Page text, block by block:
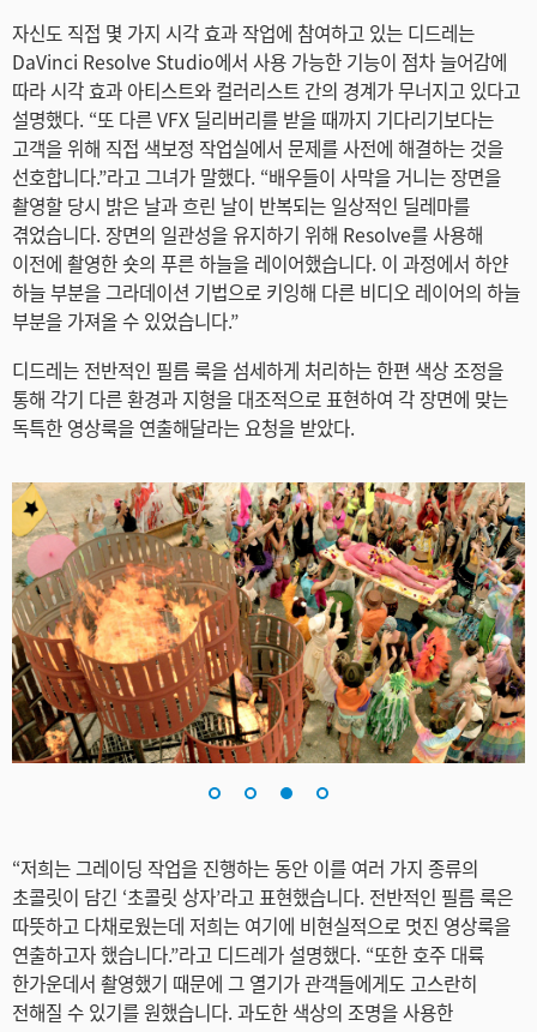
자신도 직접 몇 가지 시각 효과 작업에 참여하고 있는 디드레는
DaVinci Resolve Studio에서 사용 가능한 기능이 점차 늘어감에
따라 시각 효과 아티스트와 컬러리스트 간의 경계가 무너지고 있다고
설명했다. “또 다른 VFX 딜리버리를 받을 때까지 기다리기보다는
고객을 위해 직접 색보정 작업실에서 문제를 사전에 해결하는 것을
선호합니다.”라고 그녀가 말했다. “배우들이 사막을 거니는 장면을
촬영할 당시 밝은 날과 흐린 날이 반복되는 일상적인 딜레마를
겪었습니다. 장면의 일관성을 유지하기 위해 Resolve를 사용해
이전에 촬영한 숏의 푸른 하늘을 레이어했습니다. 이 과정에서 하얀
하늘 부분을 그라데이션 기법으로 키잉해 다른 비디오 레이어의 하늘
부분을 가져올 수 있었습니다.”
디드레는 전반적인 필름 룩을 섬세하게 처리하는 한편 색상 조정을
통해 각기 다른 환경과 지형을 대조적으로 표현하여 각 장면에 맞는
독특한 영상룩을 연출해달라는 요청을 받았다.
“저희는 그레이딩 작업을 진행하는 동안 이를 여러 가지 종류의
초콜릿이 담긴 ‘초콜릿 상자’라고 표현했습니다. 전반적인 필름 룩은
따뜻하고 다채로웠는데 저희는 여기에 비현실적으로 멋진 영상룩을
연출하고자 했습니다.”라고 디드레가 설명했다. “또한 호주 대륙
한가운데서 촬영했기 때문에 그 열기가 관객들에게도 고스란히
전해질 수 있기를 원했습니다. 과도한 색상의 조명을 사용한